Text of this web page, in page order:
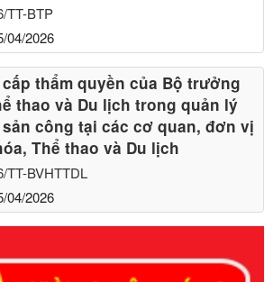
TT-BTP
04/2026
TT-BVHTTDL
04/2026
thẩm quyền của Bộ trưởng
thao và Du lịch trong quản lý
công tại các cơ quan, đơn vị
Thể thao và Du lịch